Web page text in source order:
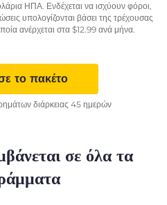
ΗΠΑ. Ενδέχεται να ισχύουν φόροι,
υπολογίζονται βάσει της τρέχουσας
ανέρχεται στα $12.99ανά μήνα.
το πακέτο
διάρκειας 45 ημερών
σε όλα τα